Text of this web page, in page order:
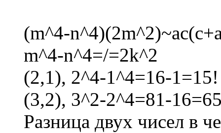
(m^4-
m^4-n^4=/=2k^2
(2,1), 2^4-1^4=16-1=15!
(3,2), 3^2-2^4=81-
Разница двух чисел в